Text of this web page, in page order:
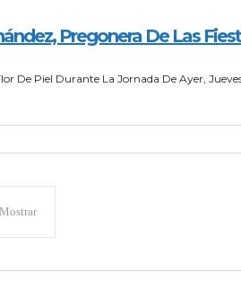
Pregonera De Las
De Piel Durante La Jornada De Ayer,